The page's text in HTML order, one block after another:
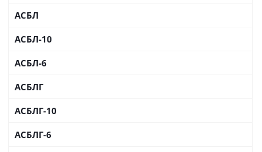
АСБЛ
АСБЛ-10
АСБЛ-6
АСБЛГ
АСБЛГ-10
АСБЛГ-6